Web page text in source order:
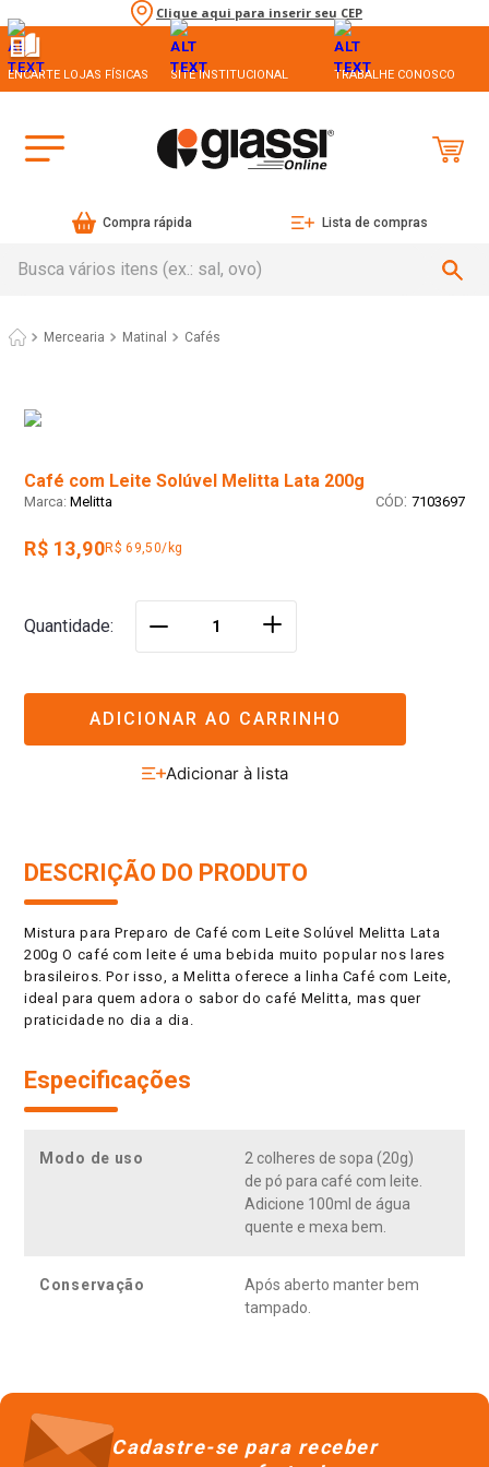
Clique aqui para inserir seu CEP
ENCARTE LOJAS FÍSICAS SITE INSTITUCIONAL TRABALHE CONOSCO
Compra rápida Lista de compras
Mercearia Matinal Cafés
Café com Leite Solúvel Melitta Lata 200g
Melitta : 7103697
R$ 13,90R$ 69,50/kg
Quantidade ＋
ADICIONAR AO CARRINHO
DESCRIÇÃO DO PRODUTO
Mistura para Preparo de Café com Leite Solúvel Melitta Lata
200g O café com leite é uma bebida muito popular nos lares
brasileiros. Por isso, a Melitta oferece a linha Café com Leite,
ideal para quem adora o sabor do café Melitta, mas quer
praticidade no dia a dia.
Especificações
Modo de uso
2 colheres de sopa (20g)
de pó para café com leite.
Adicione 100ml de água
quente e mexa bem.
Conservação
Após aberto manter bem
tampado.
Cadastre-se para receber